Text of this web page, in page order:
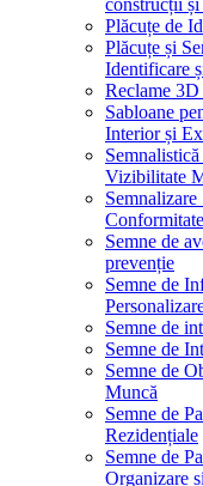
construcții
Plăcuțe de
Plăcuțe și
Identificare
Reclame 3D
Sabloane
Interior și
Vizibilitate
Semne de
prevenție
Semne de
Semne de
Semne de
Semne de
Muncă
Semne de
Rezidențiale
Semne de
Organizare